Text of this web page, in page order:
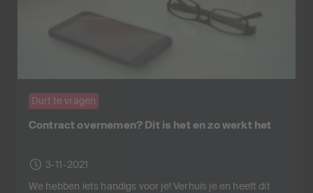
Durf te vragen
Contract overnemen? Dit is het en zo werkt het
3-11-2021
We hebben iets handigs voor je! Verhuis je en heeft dit